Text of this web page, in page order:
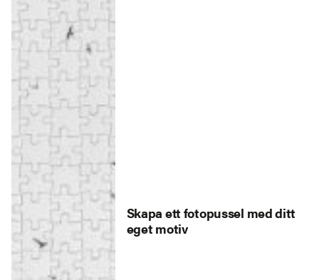
Skapa ett fotopussel med ditt
eget motiv